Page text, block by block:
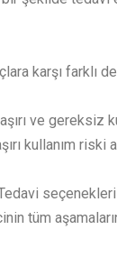
karşı
ve
kullanım riski
tüm